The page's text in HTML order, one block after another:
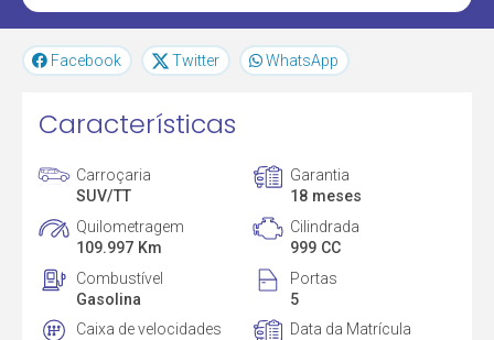
Facebook Twitter WhatsApp
Características
Carroçaria
SUV/TT
Garantia
18 meses
Quilometragem
109.997 Km
Cilindrada
999 CC
Combustível
Gasolina
Portas
5
Caixa de velocidades
Data da Matrícula